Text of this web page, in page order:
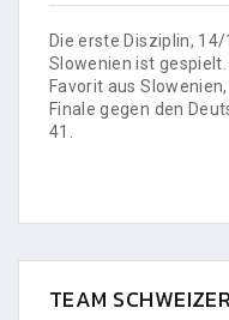
Die erste Disziplin,
Slowenien ist
Favorit aus
Finale gegen den
41.
TEAM